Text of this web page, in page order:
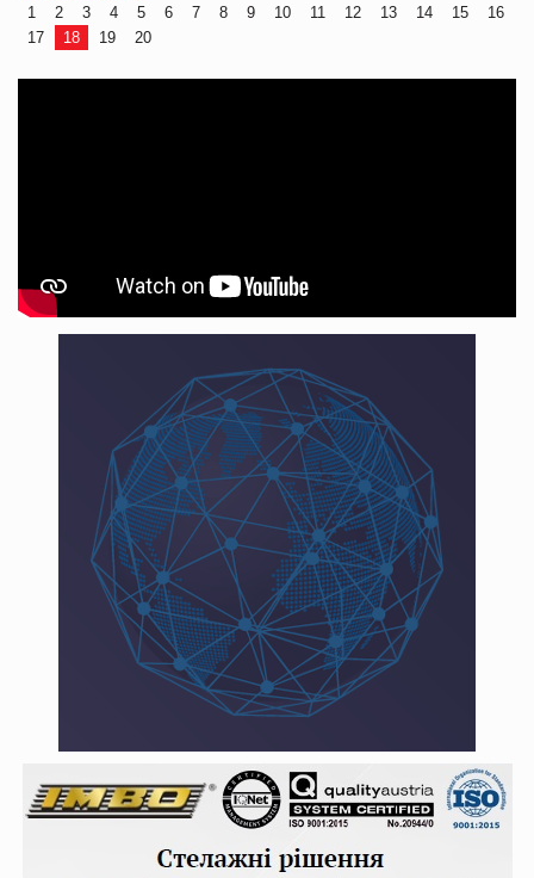
1 2 3 4 5 6 7 8 9 10 11 12 13 14 15
16
17
18 19 20